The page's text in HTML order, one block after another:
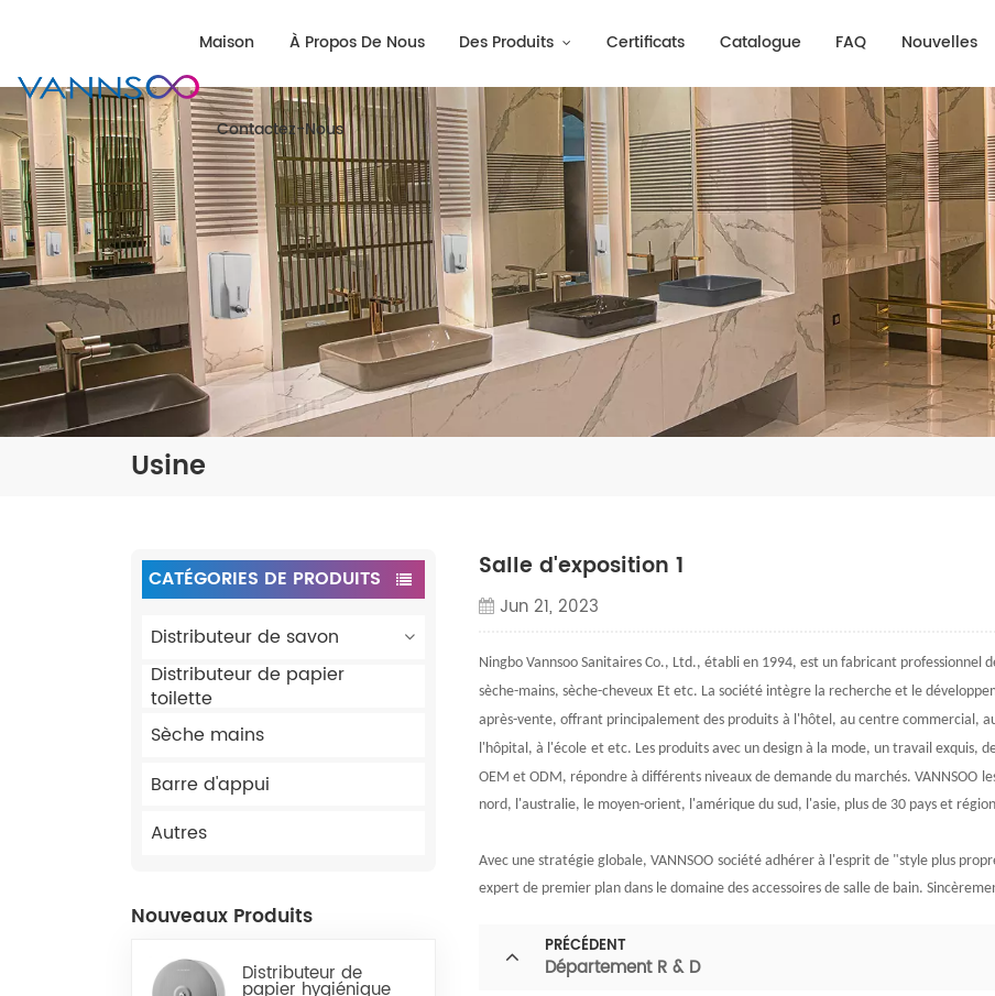
Maison À Propos De Nous Des Produits Certificats Catalogue FAQ Nouvelles
Contactez-Nous
Usine
CATÉGORIES DE PRODUITS
Distributeur de savon
Distributeur de papier
toilette
Sèche mains
Barre d'appui
Autres
Nouveaux Produits
Distributeur de
papier hygiénique
Salle d'exposition 1
Jun 21, 2023
Ningbo Vannsoo Sanitaires Co., Ltd., établi en 1994, est un fabricant professionnel
sèche-mains, sèche-cheveux Et etc. La société intègre la recherche et le
après-vente, offrant principalement des produits à l'hôtel, au centre commercial,
l'hôpital, à l'école et etc. Les produits avec un design à la mode, un travail exquis,
OEM et ODM, répondre à différents niveaux de demande du marchés. VANNSOO
nord, l'australie, le moyen-orient, l'amérique du sud, l'asie, plus de 30 pays et
Avec une stratégie globale, VANNSOO société adhérer à l'esprit de "style plus
expert de premier plan dans le domaine des accessoires de salle de bain.
PRÉCÉDENT
Département R & D